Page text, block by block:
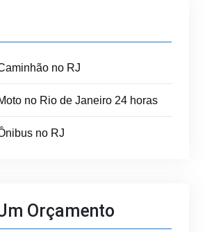
no RJ
no Rio de Janeiro 24 horas
no RJ
Orçamento